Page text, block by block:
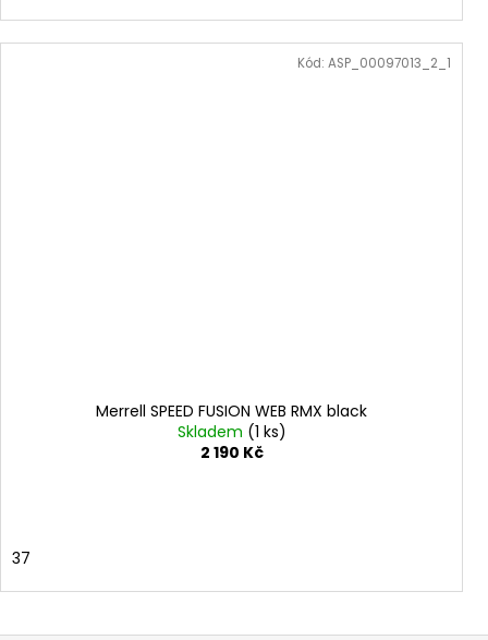
Merrell SPEED FUSION WEB RMX black
Skladem (1 ks)
2 190 Kč
37
Kód: ASP_00097013_2_1